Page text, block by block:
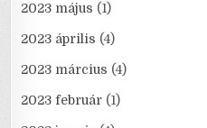
2023 május (1)
2023 április (4)
2023 március (4)
2023 február (1)